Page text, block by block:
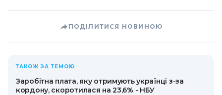
ПОДІЛИТИСЯ НОВИНОЮ
ТАКОЖ ЗА ТЕМОЮ
Заробітна плата, яку отримують українці з-за
кордону, скоротилася на 23,6% - НБУ